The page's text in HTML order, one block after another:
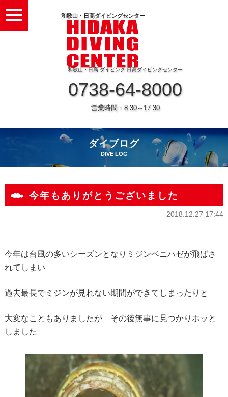
toggle
navigation
和歌山・日高ダイビングセンター
和歌山・日高 ダイビング 日高ダイビングセンター
0738-64-8000
営業時間：8:30～17:30
ダイブログ
DIVE LOG
今年もありがとうございました
2018.12.27 17:44
今年は台風の多いシーズンとなりミジンベニハゼが飛ばさ
れてしまい
過去最長でミジンが見れない期間ができてしまったりと
大変なこともありましたが その後無事に見つかりホッと
しました